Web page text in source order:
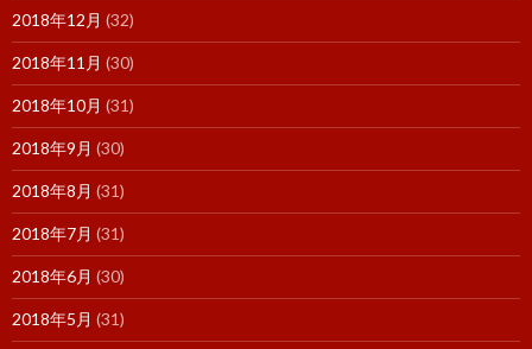
2018年12月 (32)
2018年11月 (30)
2018年10月 (31)
2018年9月 (30)
2018年8月 (31)
2018年7月 (31)
2018年6月 (30)
2018年5月 (31)